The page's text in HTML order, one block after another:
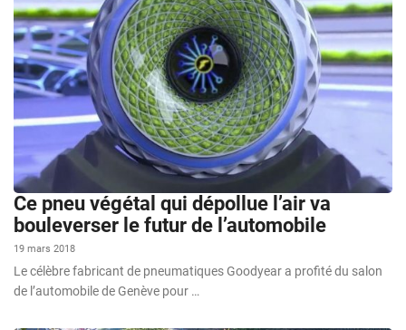
Ce pneu végétal qui dépollue l’air va
bouleverser le futur de l’automobile
19 mars 2018
Le célèbre fabricant de pneumatiques Goodyear a profité du salon
de l’automobile de Genève pour …